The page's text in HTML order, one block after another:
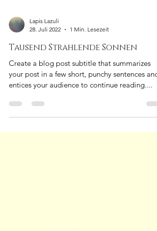
28. Juli 2022
1 Min. Lesezeit
Tausend Strahlende Sonnen
Create a blog post subtitle that summarizes
entices your audience to continue reading....